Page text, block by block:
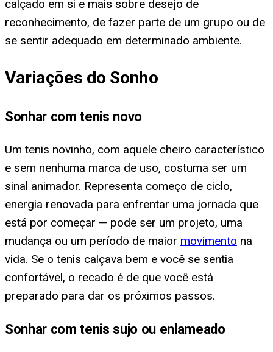
calçado em si e mais sobre desejo de
reconhecimento, de fazer parte de um grupo ou de
se sentir adequado em determinado ambiente.
Variações do Sonho
Sonhar com tenis novo
Um tenis novinho, com aquele cheiro característico
e sem nenhuma marca de uso, costuma ser um
sinal animador. Representa começo de ciclo,
energia renovada para enfrentar uma jornada que
está por começar — pode ser um projeto, uma
mudança ou um período de maior movimento na
vida. Se o tenis calçava bem e você se sentia
confortável, o recado é de que você está
preparado para dar os próximos passos.
Sonhar com tenis sujo ou enlameado